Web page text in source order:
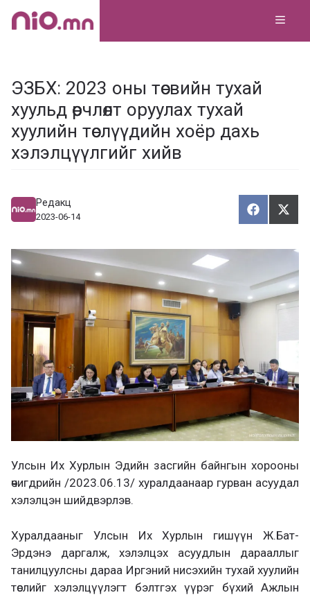
Skip
ЭЗБХ: 2023 оны төсвийн тухай
хуульд өөрчлөлт оруулах тухай
хуулийн төслүүдийн хоёр дахь
хэлэлцүүлгийг хийв
Редакц
2023-06-14
Х
у
а
ц
а
х
Т
ү
э
х
Улсын Их Хурлын Эдийн засгийн байнгын хорооны
өчигдрийн /2023.06.13/ хуралдаанаар гурван асуудал
хэлэлцэн шийдвэрлэв.
Хуралдааныг Улсын Их Хурлын гишүүн Ж.Бат-
Эрдэнэ даргалж, хэлэлцэх асуудлын дарааллыг
танилцуулсны дараа Иргэний нисэхийн тухай хуулийн
төслийг хэлэлцүүлэгт бэлтгэх үүрэг бүхий Ажлын